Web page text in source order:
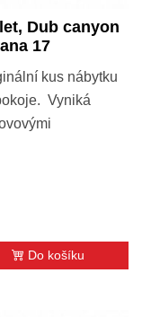
Dub canyon
17
kus nábytku
Vyniká
Do košíku